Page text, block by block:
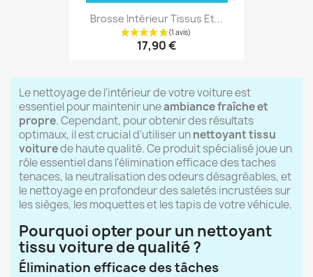
Brosse Intérieur Tissus Et...
17,90 €
Le nettoyage de l'intérieur de votre voiture est
essentiel pour maintenir uneambiance fraîche et
propre. Cependant, pour obtenir des résultats
optimaux, il est crucial d'utiliser unnettoyant tissu
voiturede haute qualité. Ce produit spécialisé joue un
rôle essentiel dans l'élimination efficace des taches
tenaces, la neutralisation des odeurs désagréables, et
le nettoyage en profondeur des saletés incrustées sur
les sièges, les moquettes et les tapis de votre véhicule.
Pourquoi opter pour un nettoyant
tissu voiture de qualité ?
Élimination efficace des tâches